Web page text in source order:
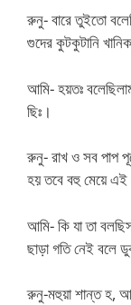
রুনু- বারে তুইতো
গুদের কুটকুটানি
আমি- হয়তঃ
ছিঃ।
রুনু- রাখ ও সব পাপ
হয় তবে বহু মেয়ে এই
আমি- কি যা তা
ছাড়া গতি নেই বলে
রুনু-মহুয়া শান্ত হ,